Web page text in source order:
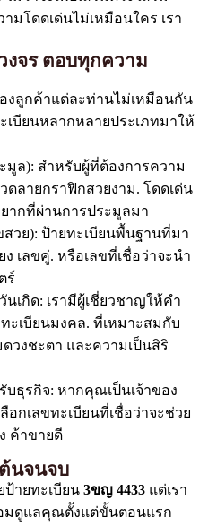
มโดดเด่นไม่เหมือนใคร เรา
จร ตอบทุกความ
งลูกค้าแต่ละท่านไม่เหมือนกัน
เบียนหลากหลายประเภทมาให้
มูล): สำหรับผู้ที่ต้องการความ
ดลายกราฟิกสวยงาม. โดดเด่น
ากที่ผ่านการประมูลมา
สวย): ป้ายทะเบียนพื้นฐานที่มา
ง เลขคู่. หรือเลขที่เชื่อว่าจะนำ
ร์
นเกิด: เรามีผู้เชี่ยวชาญให้คำ
ะเบียนมงคล. ที่เหมาะสมกับ
วงชะตา และความเป็นสิริ
บธุรกิจ: หากคุณเป็นเจ้าของ
อกเลขทะเบียนที่เชื่อว่าจะช่วย
ค้าขายดี
นจนจบ
ป้ายทะเบียน 3ขญ 4433 แต่เรา
มดูแลคุณตั้งแต่ขั้นตอนแรก